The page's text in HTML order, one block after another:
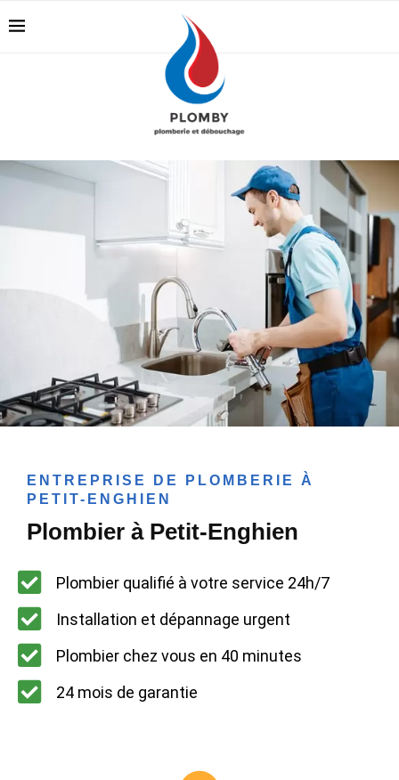
ENTREPRISE DE PLOMBERIE À
PETIT-ENGHIEN
Plombier à Petit-Enghien
Plombier qualifié à votre service 24h/7
Installation et dépannage urgent
Plombier chez vous en 40 minutes
24 mois de garantie